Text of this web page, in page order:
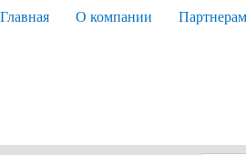
Главная О компании Партнерам